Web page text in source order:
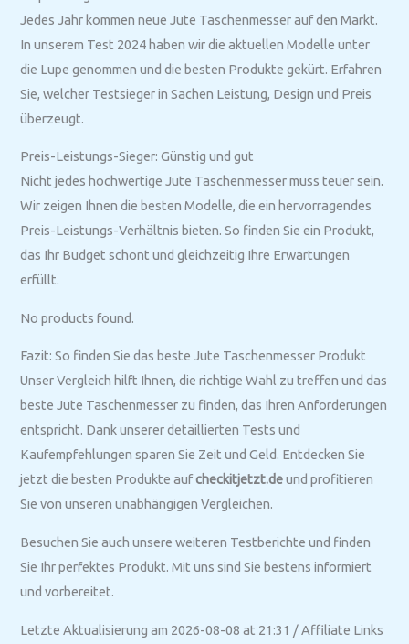
Jedes Jahr kommen neue Jute Taschenmesser auf den Markt.
In unserem Test 2024 haben wir die aktuellen Modelle unter
die Lupe genommen und die besten Produkte gekürt. Erfahren
Sie, welcher Testsieger in Sachen Leistung, Design und Preis
überzeugt.
Preis-Leistungs-Sieger: Günstig und gut
Nicht jedes hochwertige Jute Taschenmesser muss teuer sein.
Wir zeigen Ihnen die besten Modelle, die ein hervorragendes
Preis-Leistungs-Verhältnis bieten. So finden Sie ein Produkt,
das Ihr Budget schont und gleichzeitig Ihre Erwartungen
erfüllt.
No products found.
Fazit: So finden Sie das beste Jute Taschenmesser Produkt
Unser Vergleich hilft Ihnen, die richtige Wahl zu treffen und das
beste Jute Taschenmesser zu finden, das Ihren Anforderungen
entspricht. Dank unserer detaillierten Tests und
Kaufempfehlungen sparen Sie Zeit und Geld. Entdecken Sie
jetzt die besten Produkte aufcheckitjetzt.deund profitieren
Sie von unseren unabhängigen Vergleichen.
Besuchen Sie auch unsere weiteren Testberichte und finden
Sie Ihr perfektes Produkt. Mit uns sind Sie bestens informiert
und vorbereitet.
Letzte Aktualisierung am 2026-08-08 at 21:31 / Affiliate Links